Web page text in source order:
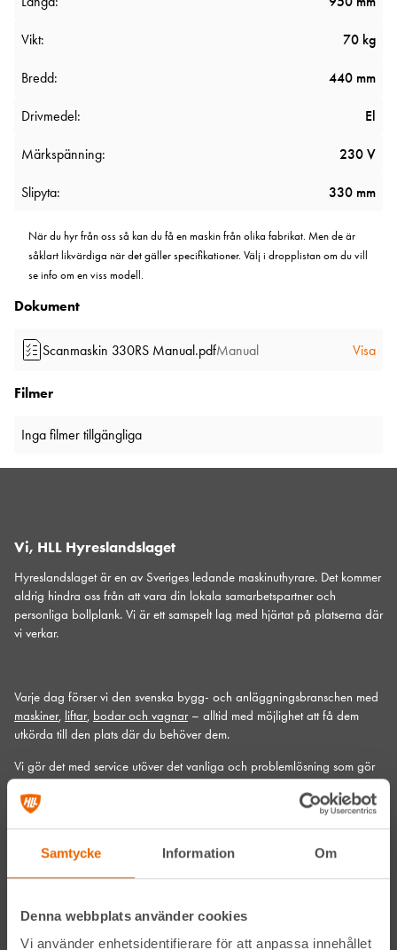
Samtycke Information Om
Denna webbplats använder cookies
Vi använder enhetsidentifierare för att anpassa innehållet
Vikt: 70 kg
Bredd: 440 mm
Drivmedel: El
Märkspänning: 230 V
Slipyta: 330 mm
När du hyr från oss så kan du få en maskin från olika fabrikat. Men de är
såklart likvärdiga när det gäller specifikationer. Välj i dropplistan om du vill
se info om en viss modell.
Dokument
Scanmaskin 330RS Manual.pdfManual Visa
Filmer
Inga filmer tillgängliga
Vi, HLL Hyreslandslaget
Hyreslandslaget är en av Sveriges ledande maskinuthyrare. Det kommer
aldrig hindra oss från att vara din lokala samarbetspartner och
personliga bollplank. Vi är ett samspelt lag med hjärtat på platserna där
vi verkar.
Varje dag förser vi den svenska bygg- och anläggningsbranschen med
maskiner, liftar, bodar och vagnar– alltid med möjlighet att få dem
utkörda till den plats där du behöver dem.
Vi gör det med service utöver det vanliga och problemlösning som gör
skillnad. Hos oss handlar mycket om maskiner, men alltid allra mest om
människor och relationer. Välkommen in till din närmsta depå!